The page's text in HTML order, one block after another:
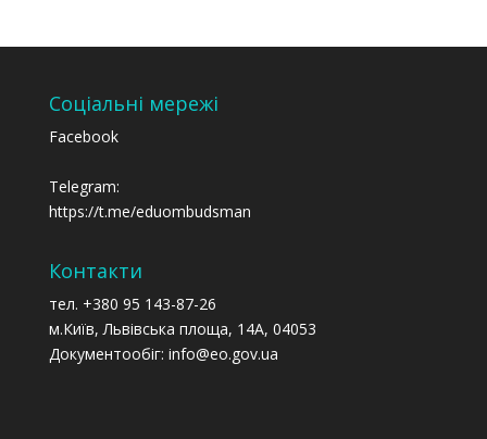
Соціальні мережі
Facebook
Telegram:
https://t.me/eduombudsman
Контакти
тел. +380 95 143-87-26
м.Київ, Львівська площа, 14А, 04053
Документообіг: info@eo.gov.ua